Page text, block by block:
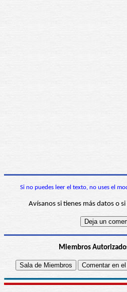
Si no puedes leer el texto, no uses el
Avísanos si tienes más datos o
Miembros